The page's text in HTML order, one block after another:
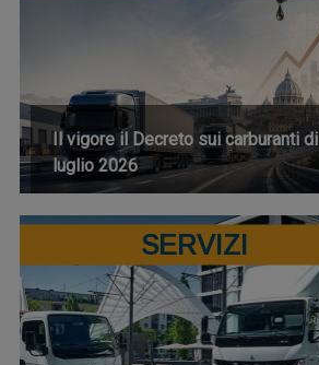
Il vigore il Decreto sui carburanti di
luglio 2026
SERVIZI